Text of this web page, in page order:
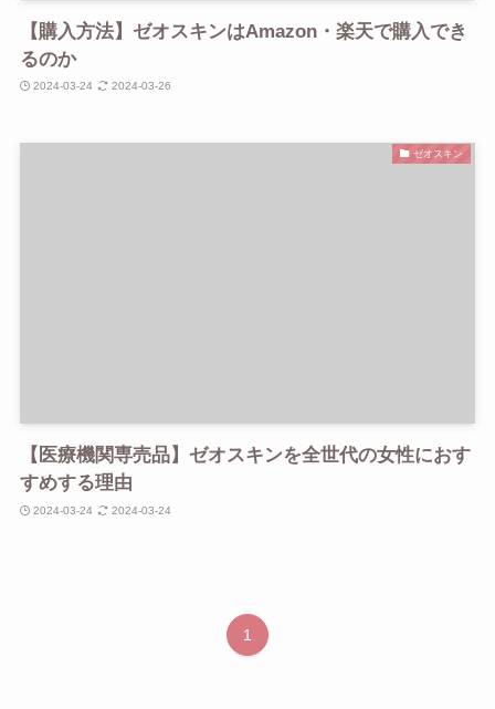
【購入方法】ゼオスキンはAmazon・楽天で購入でき
るのか
2024-03-24 2024-03-26
ゼオスキン
【医療機関専売品】ゼオスキンを全世代の女性におす
すめする理由
2024-03-24 2024-03-24
1